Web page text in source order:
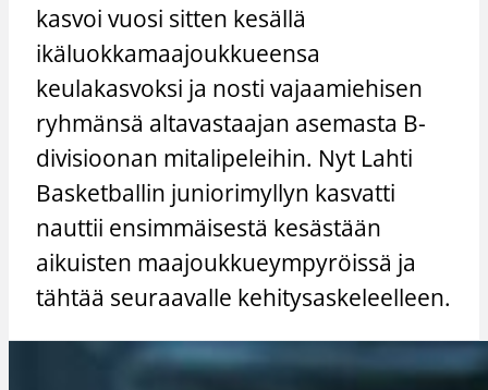
kasvoi vuosi sitten kesällä
ikäluokkamaajoukkueensa
keulakasvoksi ja nosti vajaamiehisen
ryhmänsä altavastaajan asemasta B-
divisioonan mitalipeleihin. Nyt Lahti
Basketballin juniorimyllyn kasvatti
nauttii ensimmäisestä kesästään
aikuisten maajoukkueympyröissä ja
tähtää seuraavalle kehitysaskeleelleen.